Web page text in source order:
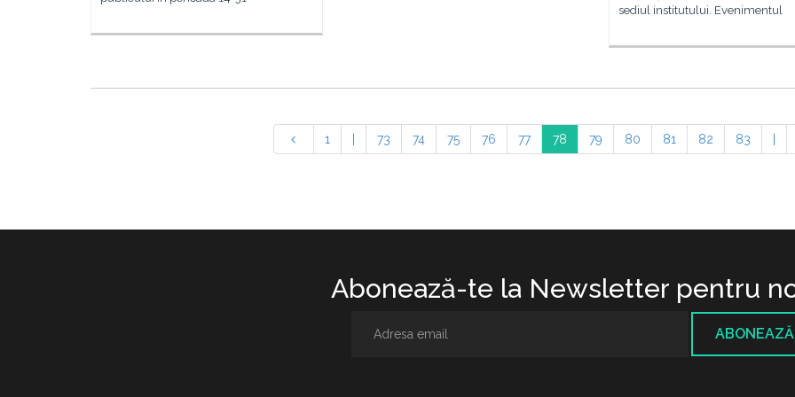
sediul institutului. Evenimentul
1 73 74 75 76 77 78 79 80 81 82 83
Abonează-te la Newsletter pentru